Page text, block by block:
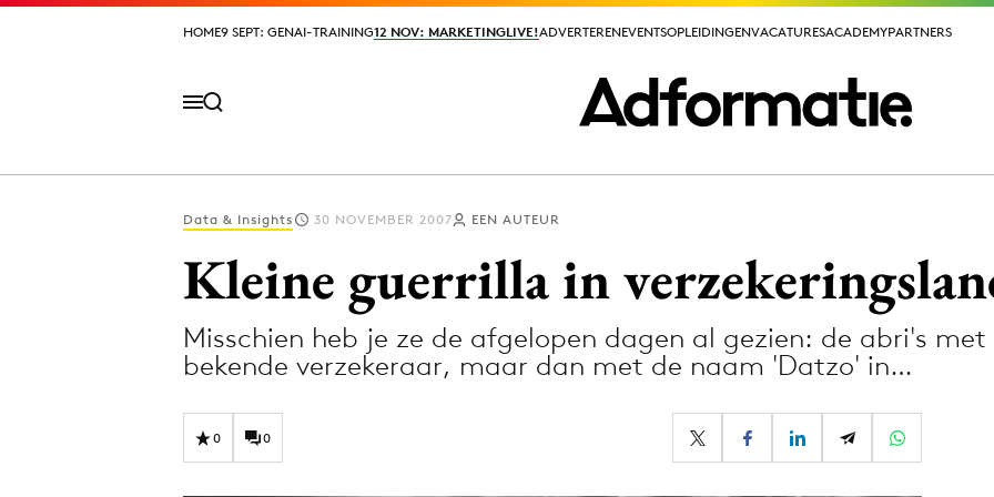
HOME9 SEPT: GENAI-TRAINING12 NOV: MARKETINGLIVE!ADVERTERENEVENTSOPLEIDINGENVACATURESACADEMYPARTNERS
HOME9 SEPT: GENAI-TRAINING12 NOV: MARKETINGLIVE!ADVERTERENEVENTSOPLEIDINGENVACATURESACADEMYPARTNERS
Merkstrategie
PR
Data & Insights 30 NOVEMBER 2007 EEN AUTEUR
Kleine guerrilla in
Misschien heb je ze de afgelopen dagen al gezien: de abri's
bekende verzekeraar, maar dan met de naam 'Datzo' in…
0 0